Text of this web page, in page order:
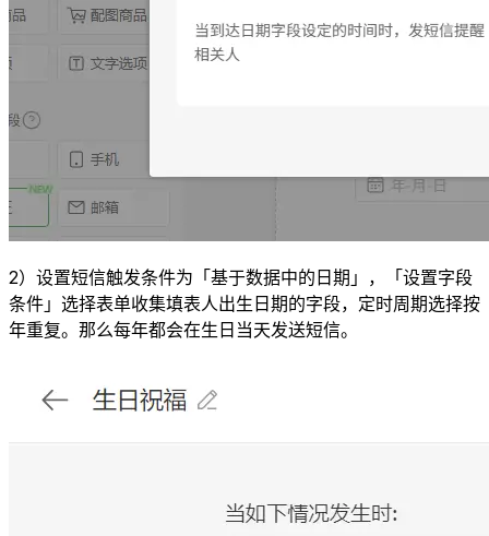
2）设置短信触发条件为「基于数据中的日期」，「设置字段
条件」选择表单收集填表人出生日期的字段，定时周期选择按
年重复。那么每年都会在生日当天发送短信。